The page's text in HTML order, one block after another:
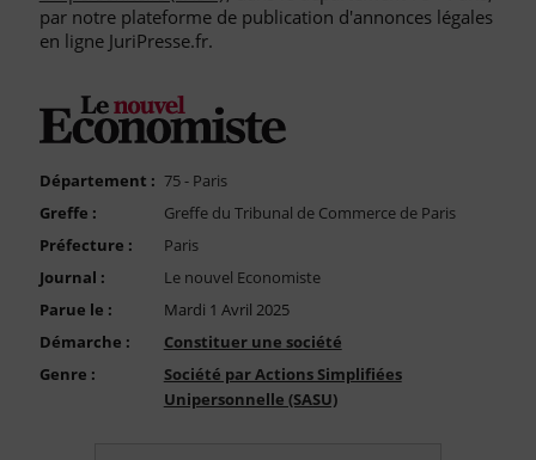
Le Blog pour les Entreprises
Nous Contacter
Compte PRO
par notre plateforme de publication d'annonces légales
en ligne JuriPresse.fr.
Département : 75 - Paris
Greffe :
Greffe du Tribunal de Commerce de Paris
Préfecture :
Paris
Journal :
Le nouvel Economiste
Parue le :
Mardi 1 Avril 2025
Démarche :
Constituer une société
Genre :
Société par Actions Simplifiées
Unipersonnelle (SASU)